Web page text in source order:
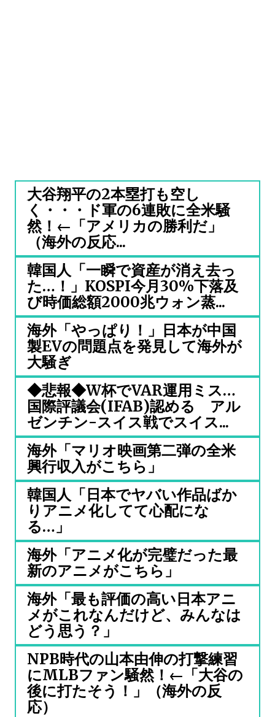
大谷翔平の2本塁打も空し
く・・・ド軍の6連敗に全米騒
然！←「アメリカの勝利だ」
（海外の反応...
韓国人「一瞬で資産が消え去っ
た…！」KOSPI今月30%下落及
び時価総額2000兆ウォン蒸...
海外「やっぱり！」日本が中国
製EVの問題点を発見して海外が
大騒ぎ
◆悲報◆W杯でVAR運用ミス…
国際評議会(IFAB)認める アル
ゼンチン-スイス戦でスイス...
海外「マリオ映画第二弾の全米
興行収入がこちら」
韓国人「日本でヤバい作品ばか
りアニメ化してて心配にな
る…」
海外「アニメ化が完璧だった最
新のアニメがこちら」
海外「最も評価の高い日本アニ
メがこれなんだけど、みんなは
どう思う？」
NPB時代の山本由伸の打撃練習
にMLBファン騒然！←「大谷の
後に打たそう！」（海外の反
応）